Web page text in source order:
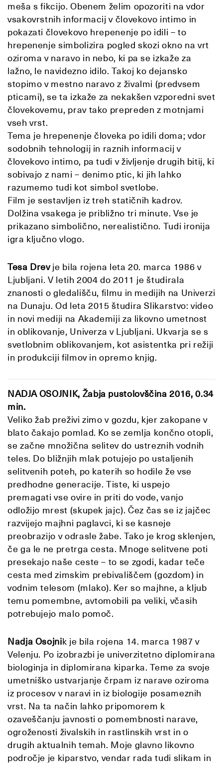
meša s fikcijo. Obenem želim opozoriti na vdor
vsakovrstnih informacij v človekovo intimo in
pokazati človekovo hrepenenje po idili – to
hrepenenje simbolizira pogled skozi okno na vrt
oziroma v naravo in nebo, ki pa se izkaže za
lažno, le navidezno idilo. Takoj ko dejansko
stopimo v mestno naravo z živalmi (predvsem
pticami), se ta izkaže za nekakšen vzporedni svet
človekovemu, prav tako prepreden z motnjami
vseh vrst.
Tema je hrepenenje človeka po idili doma; vdor
sodobnih tehnologij in raznih informacij v
človekovo intimo, pa tudi v življenje drugih bitij, ki
sobivajo z nami – denimo ptic, ki jih lahko
razumemo tudi kot simbol svetlobe.
Film je sestavljen iz treh statičnih kadrov.
Dolžina vsakega je približno tri minute. Vse je
prikazano simbolično, nerealistično. Tudi ironija
igra ključno vlogo.
Tesa Drevje bila rojena leta 20. marca 1986 v
Ljubljani. V letih 2004 do 2011 je študirala
znanosti o gledališču, filmu in medijih na Univerzi
na Dunaju. Od leta 2015 študira Slikarstvo: video
in novi mediji na Akademiji za likovno umetnost
in oblikovanje, Univerza v Ljubljani. Ukvarja se s
svetlobnim oblikovanjem, kot asistentka pri režiji
in produkciji filmov in opremo knjig.
NADJA OSOJNIK, Žabja pustolovščina 2016, 0.34
min.
Veliko žab preživi zimo v gozdu, kjer zakopane v
blato čakajo pomlad. Ko se zemlja končno otopli,
se začne množična selitev do ustreznih vodnih
teles. Do bližnjih mlak potujejo po ustaljenih
selitvenih poteh, po katerih so hodile že vse
predhodne generacije. Tiste, ki uspejo
premagati vse ovire in priti do vode, vanjo
odložijo mrest (skupek jajc). Čez čas se iz jajčec
razvijejo majhni paglavci, ki se kasneje
preobrazijo v odrasle žabe. Tako je krog sklenjen,
če ga le ne pretrga cesta. Mnoge selitvene poti
presekajo naše ceste – to se zgodi, kadar teče
cesta med zimskim prebivališčem (gozdom) in
vodnim telesom (mlako). Ker so majhne, a kljub
temu pomembne, avtomobili pa veliki, včasih
potrebujejo malo pomoč.
Nadja Osojnik je bila rojena 14. marca 1987 v
Velenju. Po izobrazbi je univerzitetno diplomirana
biologinja in diplomirana kiparka. Teme za svoje
umetniško ustvarjanje črpam iz narave oziroma
iz procesov v naravi in iz biologije posameznih
vrst. Na ta način lahko pripomorem k
ozaveščanju javnosti o pomembnosti narave,
ogroženosti živalskih in rastlinskih vrst in o
drugih aktualnih temah. Moje glavno likovno
področje je kiparstvo, vendar rada tudi slikam in